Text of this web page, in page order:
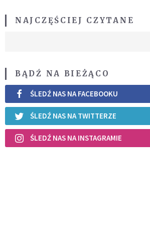
NAJCZĘŚCIEJ CZYTANE
BĄDŹ NA BIEŻĄCO
ŚLEDŹ NAS NA FACEBOOKU
ŚLEDŹ NAS NA TWITTERZE
ŚLEDŹ NAS NA INSTAGRAMIE